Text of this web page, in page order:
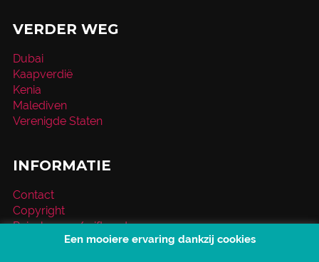
VERDER WEG
Dubai
Kaapverdië
Kenia
Malediven
Verenigde Staten
INFORMATIE
Contact
Copyright
Reischeque / giftcard
Over VakantieXperts
Een mooiere ervaring dankzij cookies